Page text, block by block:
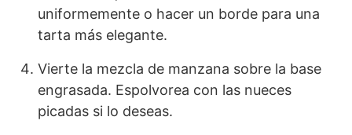
uniformemente o hacer un borde para una
tarta más elegante.
Vierte la mezcla de manzana sobre la base
engrasada. Espolvorea con las nueces
picadas si lo deseas.